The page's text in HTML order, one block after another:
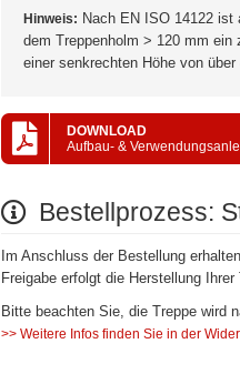
Hinweis: Nach EN ISO 14122 ist
dem Treppenholm > 120 mm
einer senkrechten Höhe von
DOWNLOAD
Aufbau- &
Bestellprozess:
Im Anschluss der Bestellung
Freigabe erfolgt die Herstellung Ihrer
Bitte beachten Sie, die Treppe wird
>> Weitere Infos finden Sie in der